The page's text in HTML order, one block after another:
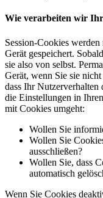
Wie verarbeiten wir
Session-Cookies
Gerät gespeichert.
sie also von selbst.
Gerät, wenn Sie sie
dass Ihr
die Einstellungen in
mit Cookies umgeht:
Wollen Sie
Wollen Sie
ausschließen?
Wollen Sie, dass
automatisch
Wenn Sie Cookies